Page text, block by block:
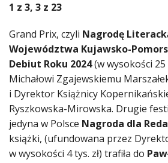
1 z 3, 3 z 23
Grand Prix, czyli Nagrodę
Województwa Kujawsko-
Debiut Roku 2024(w wysokości 25
Michałowi Zgajewskiemu
i Dyrektor Książnicy
Ryszkowska-Mirowska. Drugie
jedyna w Polsce Nagroda dla
książki, (ufundowana przez
w wysokości 4 tys. zł) trafiła do